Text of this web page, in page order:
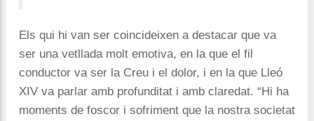
Els qui hi van ser coincideixen a destacar que va
ser una vetllada molt emotiva, en la que el fil
conductor va ser la Creu i el dolor, i en la que Lleó
XIV va parlar amb profunditat i amb claredat. “Hi ha
moments de foscor i sofriment que la nostra societat